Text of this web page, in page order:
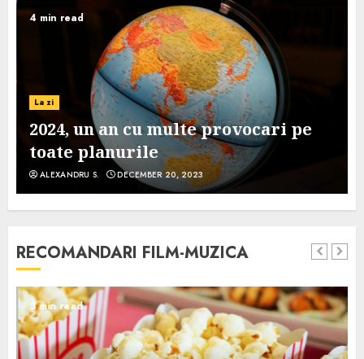
4 min read
La zi
2024, un an cu multe provocari pe
toate planurile
ALEXANDRU S. DECEMBER 20, 2023
RECOMANDARI FILM-MUZICA
3 min read